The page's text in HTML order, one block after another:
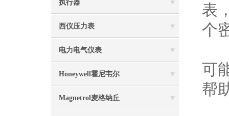
执行器
西仪压力表
电力电气仪表
Honeywell霍尼韦尔
Magnetrol麦格纳丘
表
个
可
帮